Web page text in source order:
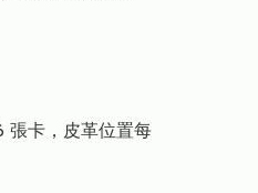
張卡，皮革位置每